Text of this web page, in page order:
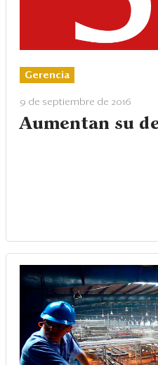
Gerencia
9 de septiembre de 2016
Aumentan su